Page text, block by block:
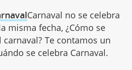
Carnaval no se celebra
misma fecha, ¿Cómo se
Te contamos un
se celebra Carnaval.